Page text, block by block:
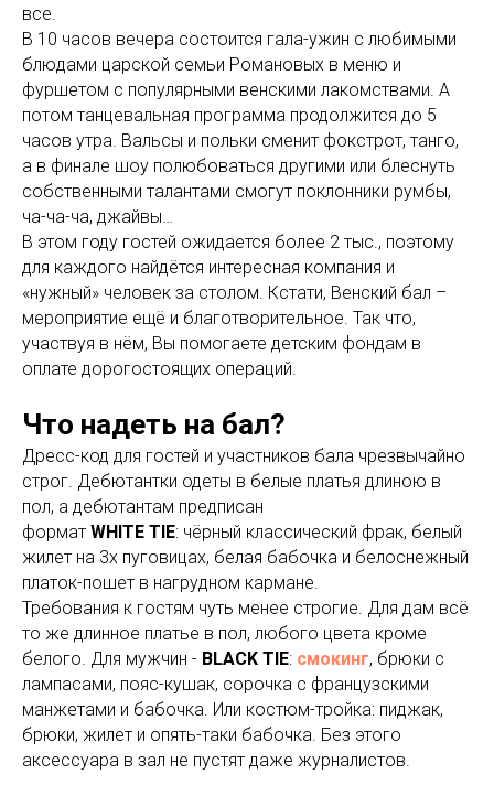
все.
В 10 часов вечера состоится гала-ужин с любимыми
блюдами царской семьи Романовых в меню и
фуршетом с популярными венскими лакомствами. А
потом танцевальная программа продолжится до 5
часов утра. Вальсы и польки сменит фокстрот, танго,
а в финале шоу полюбоваться другими или блеснуть
собственными талантами смогут поклонники румбы,
ча-ча-ча, джайвы…
В этом году гостей ожидается более 2 тыс., поэтому
для каждого найдётся интересная компания и
«нужный» человек за столом. Кстати, Венский бал –
мероприятие ещё и благотворительное. Так что,
участвуя в нём, Вы помогаете детским фондам в
оплате дорогостоящих операций.
Что надеть на бал?
Дресс-код для гостей и участников бала чрезвычайно
строг. Дебютантки одеты в белые платья длиною в
пол, а дебютантам предписан
формат WHITE TIE: чёрный классический фрак, белый
жилет на 3х пуговицах, белая бабочка и белоснежный
платок-пошет в нагрудном кармане.
Требования к гостям чуть менее строгие. Для дам всё
то же длинное платье в пол, любого цвета кроме
белого. Для мужчин - BLACK TIE: смокинг, брюки с
лампасами, пояс-кушак, сорочка с французскими
манжетами и бабочка. Или костюм-тройка: пиджак,
брюки, жилет и опять-таки бабочка. Без этого
аксессуара в зал не пустят даже журналистов.